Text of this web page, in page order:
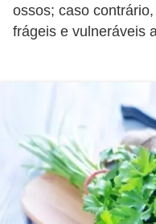
ossos; caso
frágeis e vulneráveis